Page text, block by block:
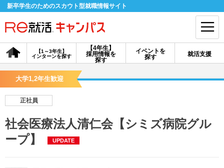
新卒学生のためのスカウト型就職情報サイト
【4年生】
採用情報を
探す
【1～3年生】
インターンを探す
イベントを
探す
就活支援
会員登録 ログイン
探す
【4年生】
大学1,2年生歓迎
正社員
社会医療法人清仁会【シミズ病院グル
ープ】
UPDATE